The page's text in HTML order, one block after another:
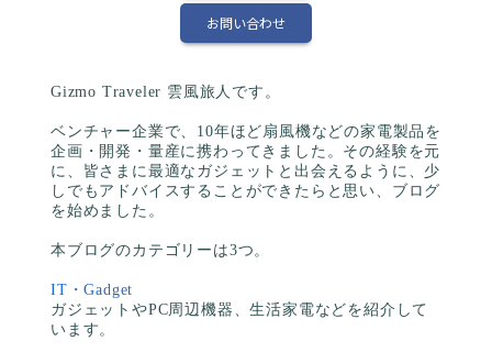
お問い合わせ
Gizmo Traveler 雲風旅人です。
ベンチャー企業で、10年ほど扇風機などの家電製品を
企画・開発・量産に携わってきました。その経験を元
に、皆さまに最適なガジェットと出会えるように、少
しでもアドバイスすることができたらと思い、ブログ
を始めました。
本ブログのカテゴリーは3つ。
IT・Gadget
ガジェットやPC周辺機器、生活家電などを紹介して
います。